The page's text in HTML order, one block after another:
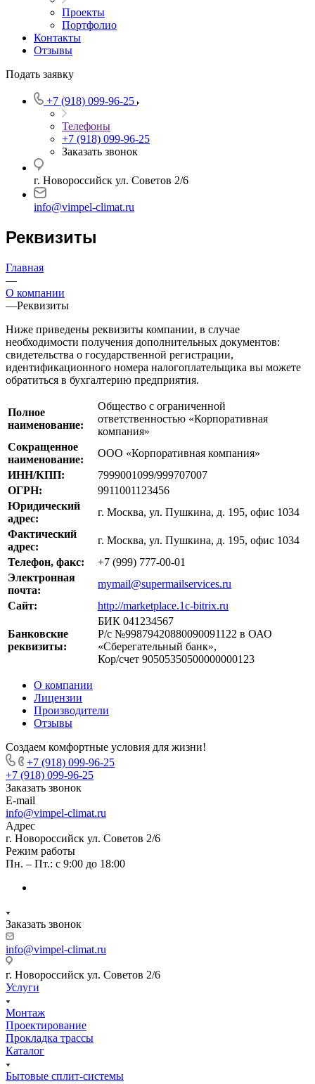
Проекты
Портфолио
Контакты
Отзывы
Подать заявку
+7 (918) 099-96-25
Телефоны
+7 (918) 099-96-25
Заказать звонок
г. Новороссийск ул. Советов 2/6
info@vimpel-climat.ru
Реквизиты
Главная
—
О компании
—Реквизиты
Ниже приведены реквизиты компании, в случае
необходимости получения дополнительных документов:
свидетельства о государственной регистрации,
идентификационного номера налогоплательщика вы можете
обратиться в бухгалтерию предприятия.
Полное
наименование:
Общество с ограниченной
ответственностью «Корпоративная
компания»
Сокращенное
наименование:
ООО «Корпоративная компания»
ИНН/КПП:
7999001099/999707007
ОГРН:
9911001123456
Юридический
адрес:
г. Москва, ул. Пушкина, д. 195, офис 1034
Фактический
адрес:
г. Москва, ул. Пушкина, д. 195, офис 1034
Телефон, факс:
+7 (999) 777-00-01
Электронная
почта:
mymail@supermailservices.ru
Сайт:
http://marketplace.1c-bitrix.ru
Банковские
реквизиты:
БИК 041234567
Р/с №99879420880090091122 в ОАО
«Сберегательный банк»,
Кор/счет 90505350500000000123
О компании
Лицензии
Производители
Отзывы
Создаем комфортные условия для жизни!
+7 (918) 099-96-25
+7 (918) 099-96-25
Заказать звонок
E-mail
info@vimpel-climat.ru
Адрес
г. Новороссийск ул. Советов 2/6
Режим работы
Пн. – Пт.: с 9:00 до 18:00
Заказать звонок
info@vimpel-climat.ru
г. Новороссийск ул. Советов 2/6
Услуги
Монтаж
Проектирование
Прокладка трассы
Каталог
Бытовые сплит-системы